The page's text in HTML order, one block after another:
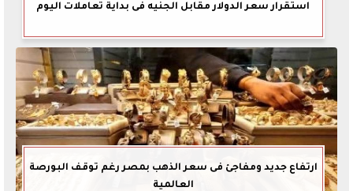
استقرار سعر الدولار مقابل الجنيه فى بداية تعاملات اليوم
ارتفاع جديد ومفاجئ فى سعر الذهب بمصر رغم توقف البورصة
العالمية